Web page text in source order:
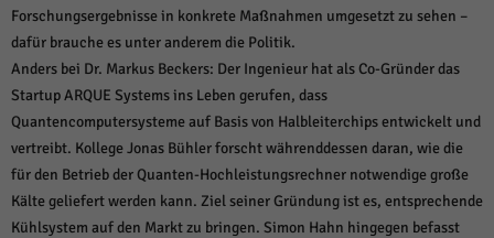
Forschungsergebnisse in konkrete Maßnahmen umgesetzt zu sehen –
dafür brauche es unter anderem die Politik.
Anders bei Dr. Markus Beckers: Der Ingenieur hat als Co-Gründer das
Startup ARQUE Systems ins Leben gerufen, dass
Quantencomputersysteme auf Basis von Halbleiterchips entwickelt und
vertreibt. Kollege Jonas Bühler forscht währenddessen daran, wie die
für den Betrieb der Quanten-Hochleistungsrechner notwendige große
Kälte geliefert werden kann. Ziel seiner Gründung ist es, entsprechende
Kühlsystem auf den Markt zu bringen. Simon Hahn hingegen befasst